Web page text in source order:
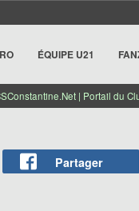
ÉQUIPE U21
| Portail du
Partager